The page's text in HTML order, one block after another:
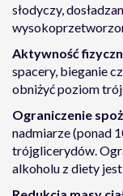
słodyczy,
Aktywność
spacery, bieganie
obniżyć poziom
Ograniczenie
nadmiarze (ponad
trójglicerydów.
alkoholu z diety